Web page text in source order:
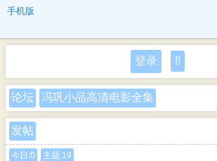
手机版
登录 !!
论坛 冯巩小品高清电影全集
发帖
今日:0 主题:19